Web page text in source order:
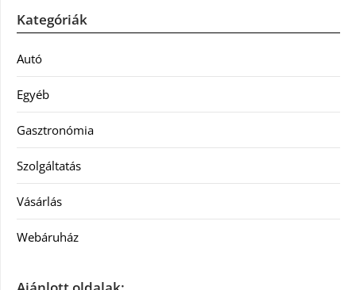
Kategóriák
Autó
Egyéb
Gasztronómia
Szolgáltatás
Vásárlás
Webáruház